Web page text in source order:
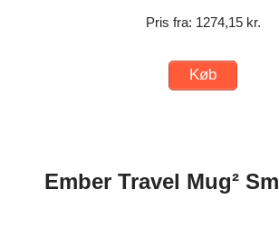
Pris fra: 1274,15 kr.
Køb
Ember Travel Mug²